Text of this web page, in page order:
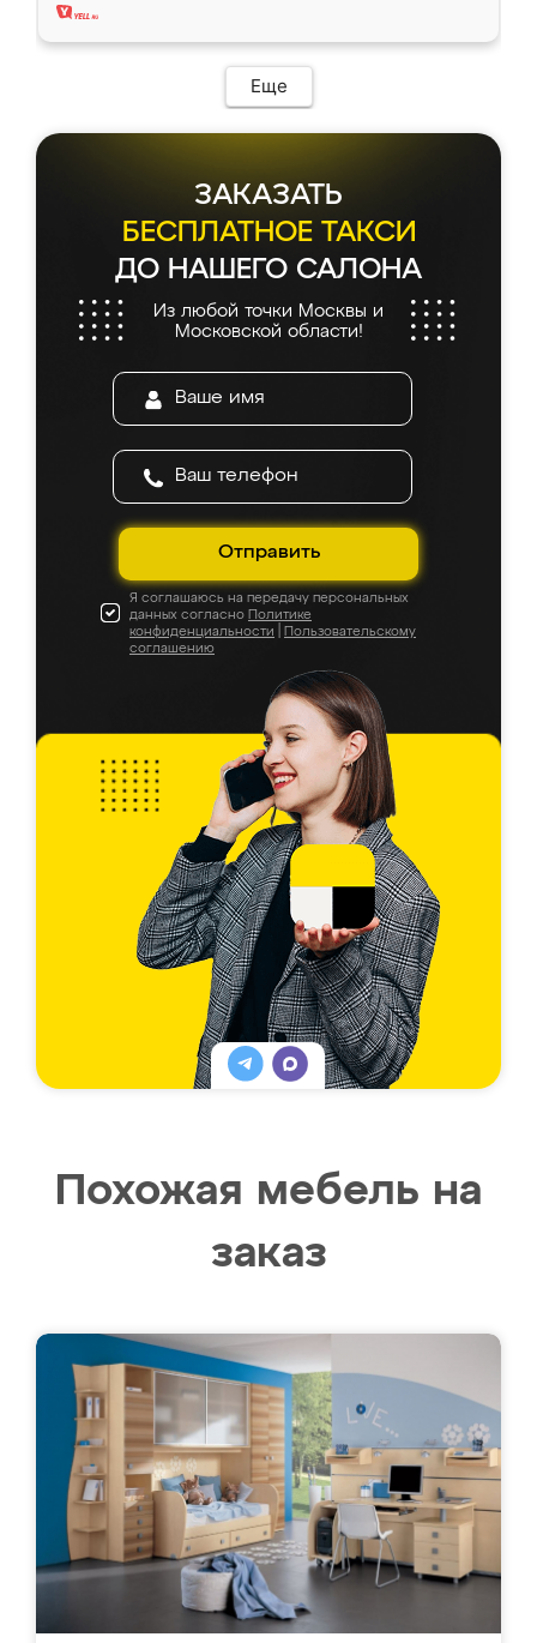
Еще
ЗАКАЗАТЬ
БЕСПЛАТНОЕ ТАКСИ
ДО НАШЕГО САЛОНА
Из любой точки Москвы и
Московской области!
Отправить
Я соглашаюсь на передачу персональных
данных согласно Политике
конфиденциальности
Пользовательскому
соглашению
Похожая мебель на
заказ